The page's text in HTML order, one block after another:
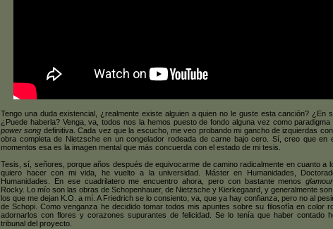
Tengo una duda existencial, ¿realmente existe alguien a quien no le guste esta canción? ¿En
¿Puede haberla? Venga, va, todos nos la hemos puesto de fondo alguna vez como paradigma
power song definitiva. Cada vez que la escucho, me veo probando mi gancho de izquierdas
obra completa de Nietzsche en un congelador rodeada de carne bajo cero. Sí, creo que en
momentos esa es la imagen mental que más concuerda con el estado de mi tesis.
Tesis, sí, señores, porque años después de equivocarme de camino radicalmente en cuanto a
quiero hacer con mi vida, he vuelto a la universidad. Máster en Humanidades,
Humanidades. En ese cuadrilatero me encuentro ahora, pero con bastante menosglamour
Rocky. Lo mío son las obras de Schopenhauer, de Nietzsche y Kierkegaard, y generalmente
los que me dejan K.O. a mí. A Friedrich se lo consiento, va, que ya hay confianza, pero no al
de Schopi. Como venganza he decidido tomar todos mis apuntes sobre su filosofía en color
adornarlos con flores y corazones supurantes de felicidad. Se lo tenía que haber contado
tribunal del proyecto.